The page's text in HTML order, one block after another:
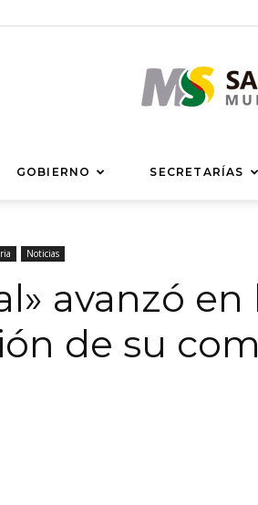
GOBIERNO SECRETARÍAS
Noticias
avanzó en
de su